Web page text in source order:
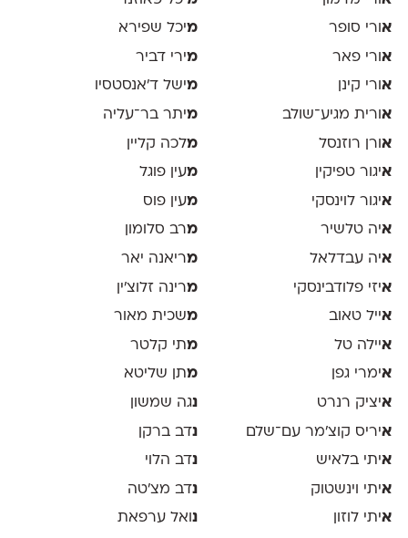
אורי סופר
אורי פאר
אורי קינן
אורית מגיע־שולב
אורן רוזנסל
איגור טפיקין
איגור לוינסקי
איה טלשיר
איה עבדלאל
איזי פלודבינסקי
אייל טאוב
איילה טל
אימרי גפן
איציק רנרט
איריס קוצ׳מר עם־שלם
איתי בלאיש
איתי וינשטוק
איתי לוזון
מיכל שפירא
מירי דביר
מישל ד׳אנסטסיו
מיתר בר־עליה
מלכה קליין
מעין פוגל
מעין פוס
מרב סלומון
מריאנה יאר
מרינה זלוצ׳ין
משכית מאור
מתי קלטר
מתן שליטא
נגה שמשון
נדב ברקן
נדב הלוי
נדב מצ׳טה
נואל ערפאת